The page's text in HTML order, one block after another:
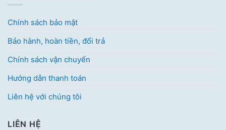
Chính sách bảo mật
Bảo hành, hoàn tiền, đổi trả
Chính sách vận chuyển
Hướng dẫn thanh toán
Liên hệ với chúng tôi
LIÊN HỆ